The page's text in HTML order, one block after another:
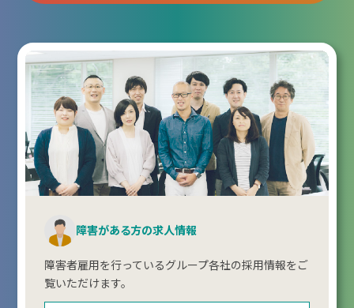
障害がある方の求人情報
障害者雇用を行っているグループ各社の採用情報をご
覧いただけます。